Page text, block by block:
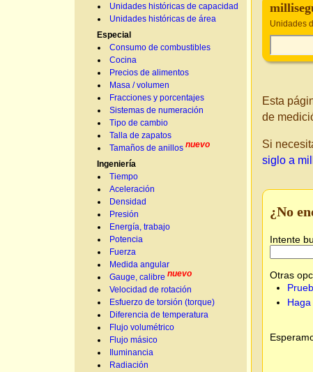
Unidades históricas de capacidad
Unidades históricas de área
Especial
Consumo de combustibles
Cocina
Precios de alimentos
Masa / volumen
Fracciones y porcentajes
Sistemas de numeración
Tipo de cambio
Talla de zapatos
Tamaños de anillos nuevo
Ingeniería
Tiempo
Aceleración
Densidad
Presión
Energía, trabajo
Potencia
Fuerza
Medida angular
Gauge, calibre nuevo
Velocidad de rotación
Esfuerzo de torsión (torque)
Diferencia de temperatura
Flujo volumétrico
Flujo másico
Iluminancia
Radiación
Unidades
Esta
de
Si
siglo a
¿No
Intente
Otras